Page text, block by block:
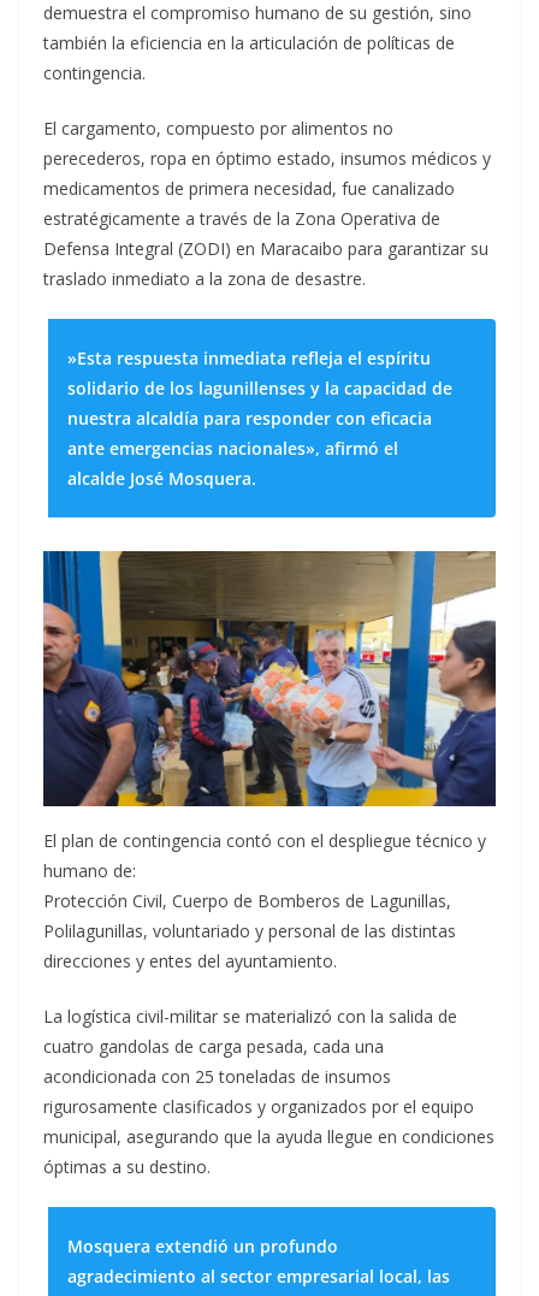
demuestra el compromiso humano de su gestión, sino
también la eficiencia en la articulación de políticas de
contingencia.
El cargamento, compuesto por alimentos no
perecederos, ropa en óptimo estado, insumos médicos y
medicamentos de primera necesidad, fue canalizado
estratégicamente a través de la Zona Operativa de
Defensa Integral (ZODI) en Maracaibo para garantizar su
traslado inmediato a la zona de desastre.
​»Esta respuesta inmediata refleja el espíritu
solidario de los lagunillenses y la capacidad de
nuestra alcaldía para responder con eficacia
ante emergencias nacionales», afirmó el
alcalde José Mosquera.
​El plan de contingencia contó con el despliegue técnico y
humano de:
​Protección Civil, Cuerpo de Bomberos de Lagunillas, ​
Polilagunillas, ​voluntariado y personal de las distintas
direcciones y entes del ayuntamiento.
​La logística civil-militar se materializó con la salida de
cuatro gandolas de carga pesada, cada una
acondicionada con 25 toneladas de insumos
rigurosamente clasificados y organizados por el equipo
municipal, asegurando que la ayuda llegue en condiciones
óptimas a su destino.
​Mosquera extendió un profundo
agradecimiento al sector empresarial local, las